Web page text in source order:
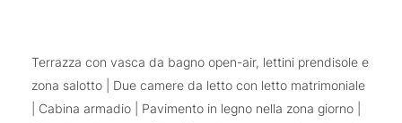
Terrazza con vasca da bagno open-air, lettini prendisole e
zona salotto | Due camere da letto con letto matrimoniale
| Cabina armadio | Pavimento in legno nella zona giorno |